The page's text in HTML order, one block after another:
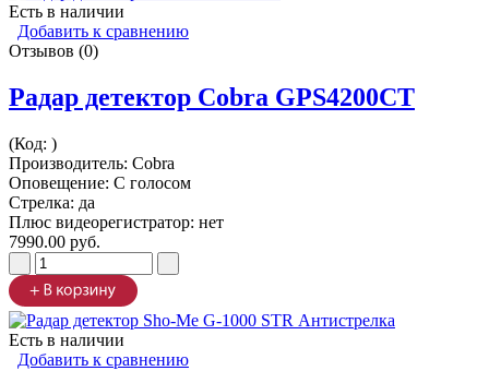
Есть в наличии
Добавить к сравнению
Отзывов (0)
Радар детектор Cobra GPS4200CT
(Код: )
Производитель: Cobra
Оповещение: С голосом
Стрелка: да
Плюс видеорегистратор: нет
7990.00 руб.
Есть в наличии
Добавить к сравнению